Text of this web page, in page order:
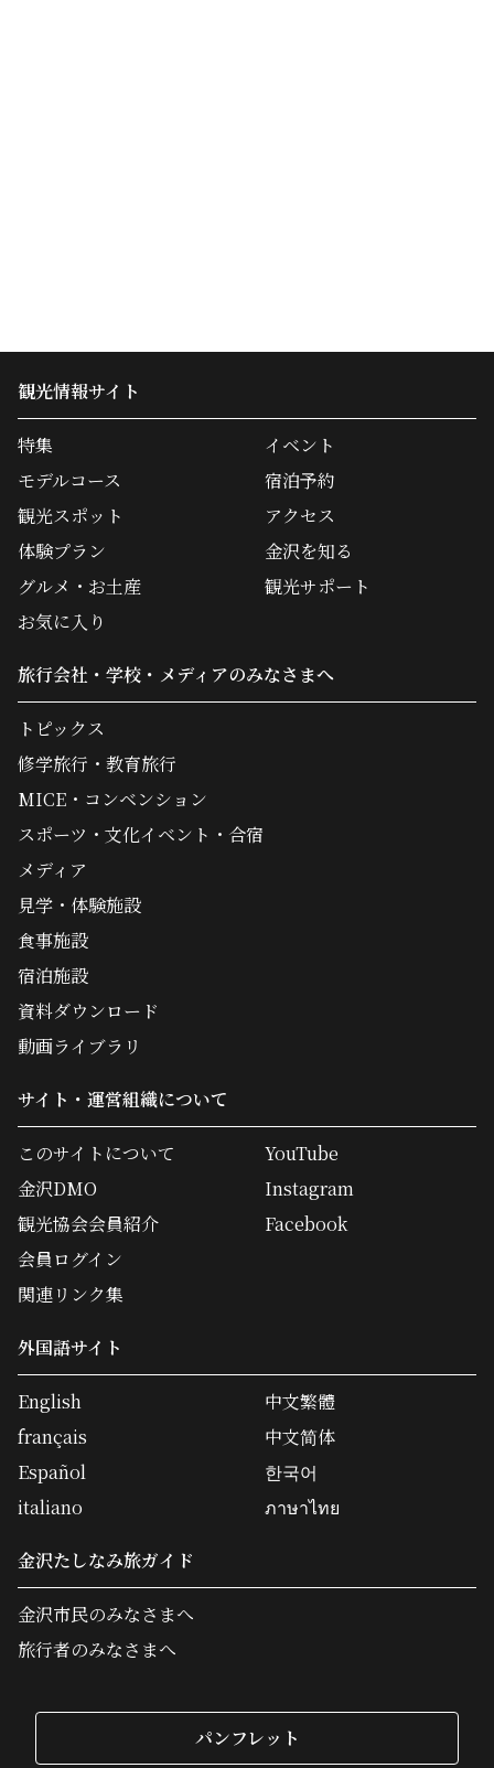
観光情報サイト
特集
モデルコース
観光スポット
体験プラン
グルメ・お土産
イベント
宿泊予約
アクセス
金沢を知る
観光サポート
お気に入り
旅行会社・学校・メディアのみなさまへ
トピックス
修学旅行・教育旅行
MICE・コンベンション
スポーツ・文化イベント・合宿
メディア
見学・体験施設
食事施設
宿泊施設
資料ダウンロード
動画ライブラリ
サイト・運営組織について
このサイトについて
金沢DMO
観光協会会員紹介
会員ログイン
関連リンク集
YouTube
Instagram
Facebook
外国語サイト
English
français
Español
italiano
中文繁體
中文简体
한국어
ภาษาไทย
金沢たしなみ旅ガイド
金沢市民のみなさまへ
旅行者のみなさまへ
パンフレット